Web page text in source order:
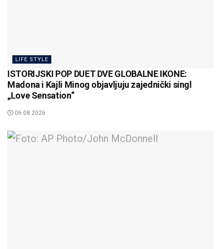
LIFE STYLE
ISTORIJSKI POP DUET DVE GLOBALNE IKONE:
Madona i Kajli Minog objavljuju zajednički singl
„Love Sensation“
06.08.2026